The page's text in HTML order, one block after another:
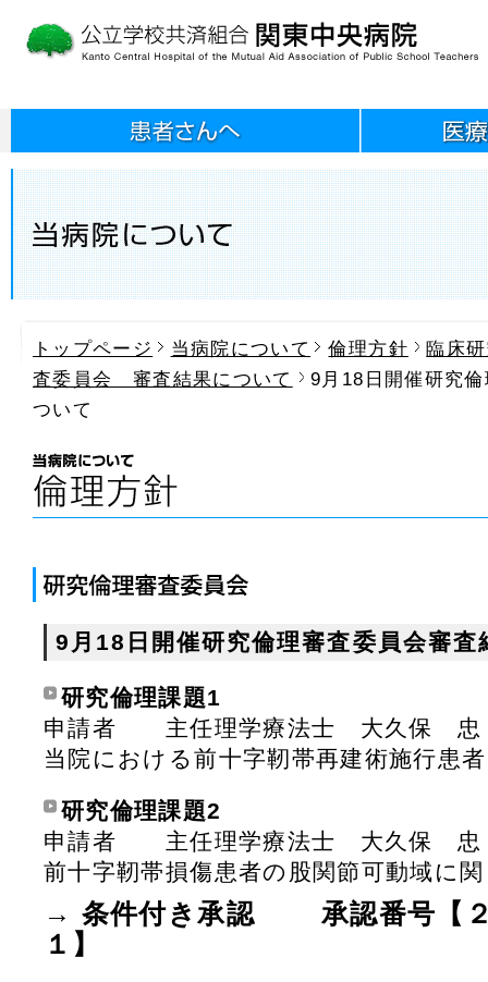
トップページ 当病院について 倫理方針
臨床
査委員会 審査結果について
9月18日開催研究
ついて
9月18日開催研究倫理審査委員会審査
研究倫理課題1
申請者 主任理学療法士 大
当院における前十字靭帯再建術施行患
研究倫理課題2
申請者 主任理学療法士 大
前十字靭帯損傷患者の股関節可動域に
→ 条件付き承認 承認番号【２
１】